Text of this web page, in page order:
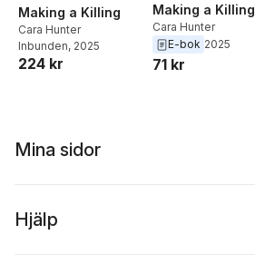
Making a Killing
Cara Hunter
Inbunden, 2025
224 kr
Making a Killing
Cara Hunter
E-bok 2025
71 kr
Mina sidor
Hjälp